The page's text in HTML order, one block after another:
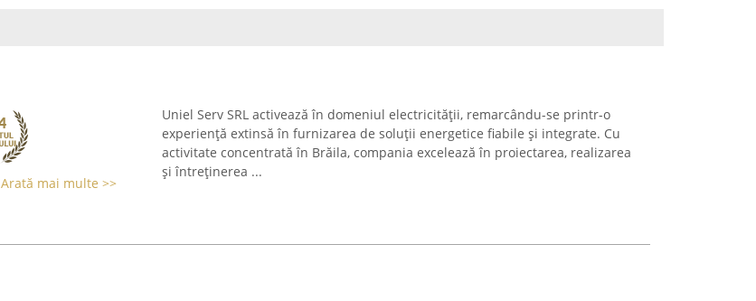
Arată mai multe >>
Uniel Serv SRL activează în domeniul electricității, remarcându-se printr-o
experiență extinsă în furnizarea de soluții energetice fiabile și integrate. Cu
activitate concentrată în Brăila, compania excelează în proiectarea, realizarea
și întreținerea ...